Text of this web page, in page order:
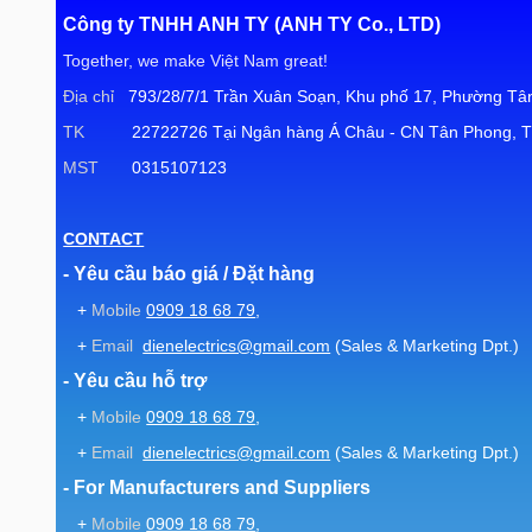
Phần mềm thân thiện để dễ dàng hiệu chuẩn từng cảm biến./
Hạn chế bằng mật khẩu của các lệnh quan trọng chỉ dành
Mô-đun bảo trì ghi lại thông tin kỹ thuật và dịch vụ có liên
Công ty TNHH ANH TY (ANH TY Co., LTD)
Together, we make Việt Nam great!
Địa chỉ793/28/7/1 Trần Xuân Soạn, Khu phố 17, Phường
TK22722726 Tại Ngân hàng Á Châu - CN Tân Phong,
MST0315107123
CONTACT
- Yêu cầu báo giá / Đặt hàng
+ Mobile 0909 18 68 79,
+ Email dienelectrics@gmail.com (Sales & Marketing Dpt.)
- Yêu cầu hỗ trợ
+ Mobile 0909 18 68 79,
+ Email dienelectrics@gmail.com (Sales & Marketing Dpt.)
- For Manufacturers and Suppliers
+ Mobile 0909 18 68 79,